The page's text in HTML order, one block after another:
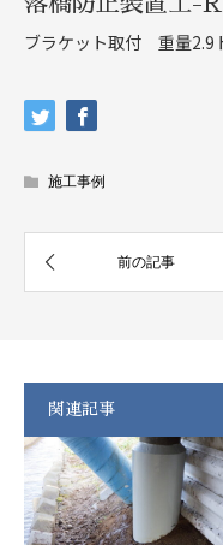
ブラケット取付 重量2.9
施工事例
関連記事